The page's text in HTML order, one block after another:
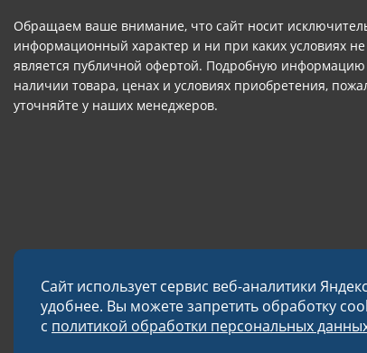
Обращаем ваше внимание, что сайт носит
информационный характер и ни при каких условиях не
является публичной офертой. Подробную
наличии товара, ценах и условиях приобретения,
уточняйте у наших менеджеров.
© 2026 Завод «Меткон» Политика в отношении обработки
Сайт использует сервис веб-аналитики
удобнее. Вы можете запретить обработку
с политикой обработки персональных